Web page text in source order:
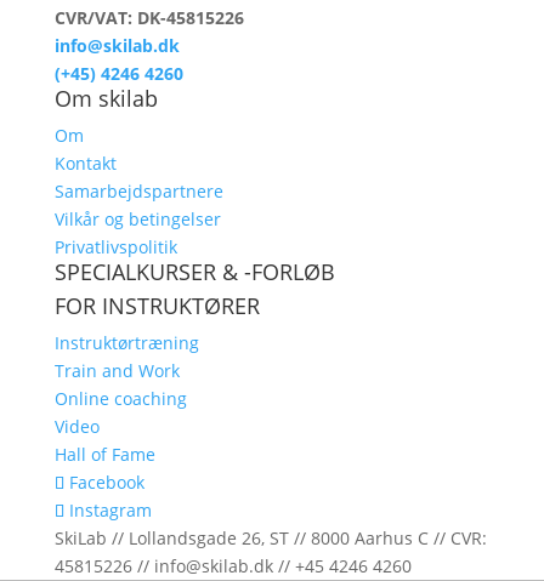
CVR/VAT: DK-45815226
info@skilab.dk
(+45) 4246 4260
Om skilab
Om
Kontakt
Samarbejdspartnere
Vilkår og betingelser
Privatlivspolitik
SPECIALKURSER & -FORLØB
FOR INSTRUKTØRER
Instruktørtræning
Train and Work
Online coaching
Video
Hall of Fame
Facebook
Instagram
SkiLab // Lollandsgade 26, ST // 8000 Aarhus C // CVR:
45815226 // info@skilab.dk // +45 4246 4260